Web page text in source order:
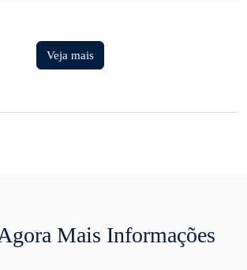
Veja mais
Mais Informações